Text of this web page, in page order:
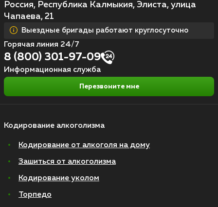
Кодирование алкоголизма
Кодирование от алкоголя на дому
Зашиться от алкоголизма
Кодирование уколом
Торпедо
Россия, Республика Калмыкия, Элиста, улица
Чапаева, 21
Выездные бригады работают круглосуточно
Горячая линия 24/7
8 (800) 301-97-09
Информационная служба
Перезвоните мне